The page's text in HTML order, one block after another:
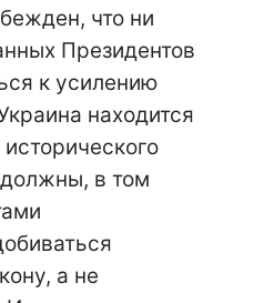
что ни
Президентов
к усилению
находится
в том
а не